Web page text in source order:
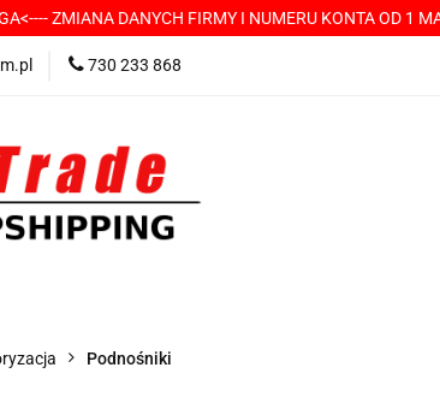
ZMIANA DANYCH FIRMY I NUMERU KONTA OD
730 233 868
KATEGORIE -----> CHCESZ Z NAMI
Podnośniki